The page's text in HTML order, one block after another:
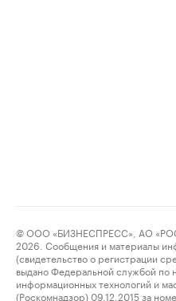
© ООО «БИЗНЕСПРЕСС», АО
2026. Сообщения и материалы
(свидетельство о регистрации
выдано Федеральной службой по
информационных технологий и
(Роскомнадзор) 09.12.2015 за